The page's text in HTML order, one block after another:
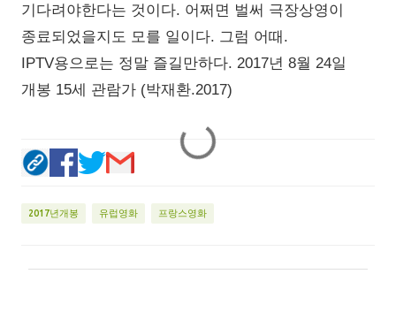
기다려야한다는 것이다. 어쩌면 벌써 극장상영이
종료되었을지도 모를 일이다. 그럼 어때.
IPTV용으로는 정말 즐길만하다. 2017년 8월 24일
개봉 15세 관람가 (박재환.2017)
2017년개봉 유럽영화 프랑스영화